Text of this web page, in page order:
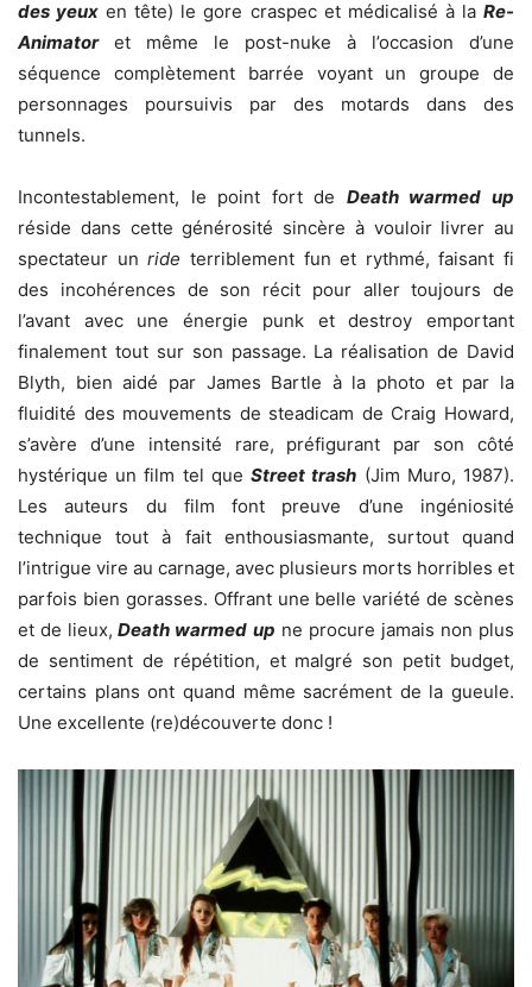
des yeux en tête) le gore craspec et médicalisé à laRe-
Animatoret même le post-nuke à l’occasion d’une
séquence complètement barrée voyant un groupe de
personnages poursuivis par des motards dans des
tunnels.
Incontestablement, le point fort de Death warmed up
réside dans cette générosité sincère à vouloir livrer au
spectateur unride terriblement fun et rythmé, faisant fi
des incohérences de son récit pour aller toujours de
l’avant avec une énergie punk et destroy emportant
finalement tout sur son passage. La réalisation de David
Blyth, bien aidé par James Bartle à la photo et par la
fluidité des mouvements de steadicam de Craig Howard,
s’avère d’une intensité rare, préfigurant par son côté
hystérique un film tel queStreet trash (Jim Muro, 1987).
Les auteurs du film font preuve d’une ingéniosité
technique tout à fait enthousiasmante, surtout quand
l’intrigue vire au carnage, avec plusieurs morts horribles et
parfois bien gorasses. Offrant une belle variété de scènes
et de lieux, Death warmed up ne procure jamais non plus
de sentiment de répétition, et malgré son petit budget,
certains plans ont quand même sacrément de la gueule.
Une excellente (re)découverte donc !